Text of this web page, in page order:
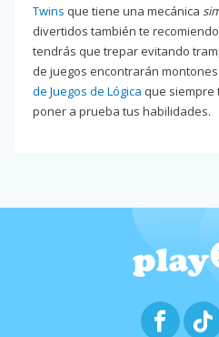
Twins que tiene una mecánica
divertidos también te recomiendo
tendrás que trepar evitando
de juegos encontrarán
de Juegos de Lógica que siempre
poner a prueba tus habilidades.